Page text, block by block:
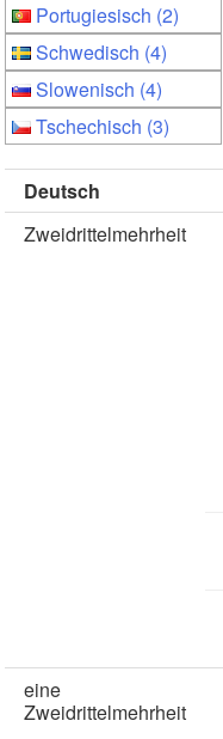
Portugiesisch (2)
Schwedisch (4)
Slowenisch (4)
Tschechisch (3)
Deutsch
Zweidrittelmehrheit
eine
Zweidrittelmehrheit